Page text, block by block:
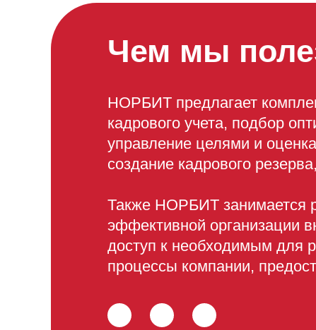
НОРБИТ предлагает
кадрового учета, подбор
управление целями и
создание кадрового
Также НОРБИТ занимается
эффективной организации
доступ к необходимым для
процессы компании,
Чем мы